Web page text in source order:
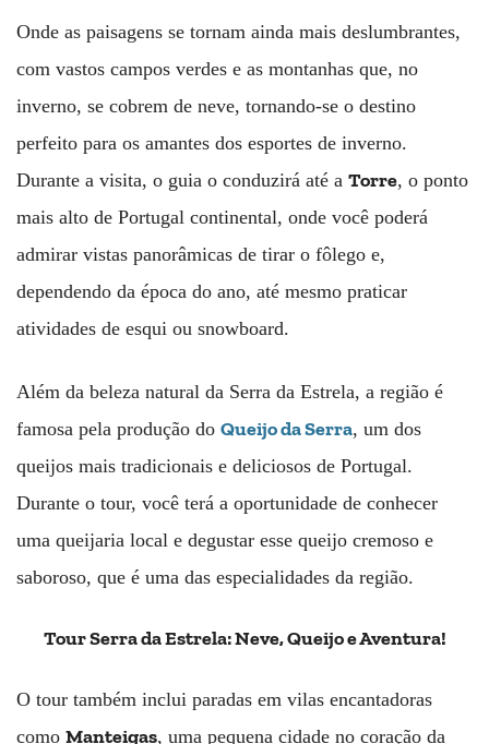
Onde as paisagens se tornam ainda mais deslumbrantes,
com vastos campos verdes e as montanhas que, no
inverno, se cobrem de neve, tornando-se o destino
perfeito para os amantes dos esportes de inverno.
Durante a visita, o guia o conduzirá até a Torre, o ponto
mais alto de Portugal continental, onde você poderá
admirar vistas panorâmicas de tirar o fôlego e,
dependendo da época do ano, até mesmo praticar
atividades de esqui ou snowboard.
Além da beleza natural da Serra da Estrela, a região é
famosa pela produção do Queijo da Serra, um dos
queijos mais tradicionais e deliciosos de Portugal.
Durante o tour, você terá a oportunidade de conhecer
uma queijaria local e degustar esse queijo cremoso e
saboroso, que é uma das especialidades da região.
Tour Serra da Estrela: Neve, Queijo e Aventura!
O tour também inclui paradas em vilas encantadoras
como Manteigas, uma pequena cidade no coração da